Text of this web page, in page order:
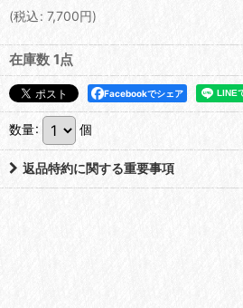
(税込: 7,700円)
在庫数 1点
Facebookでシェア
数量: 個
返品特約に関する重要事項